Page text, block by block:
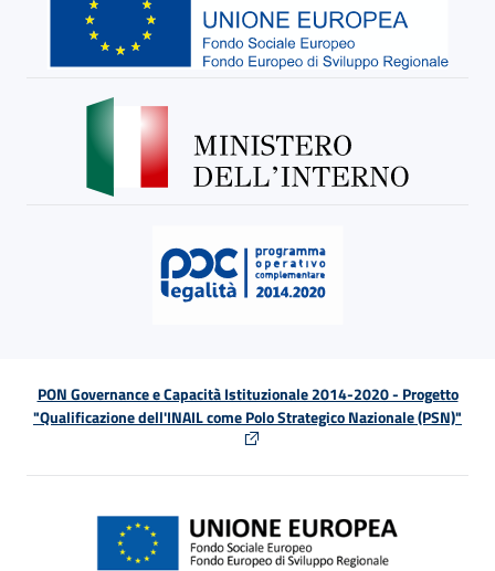
PON Governance e Capacità Istituzionale 2014-2020 - Progetto
"Qualificazione dell'INAIL come Polo Strategico Nazionale (PSN)"